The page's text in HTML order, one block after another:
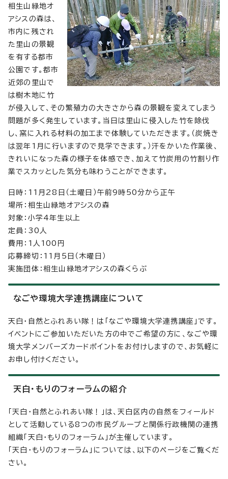
相生山緑地オ
アシスの森は、
市内に残され
た里山の景観
を有する都市
公園です。都市
近郊の里山で
は樹木地に竹
が侵入して、その繁殖力の大きさから森の景観を変えてしまう
問題が多く発生しています。当日は里山に侵入した竹を除伐
し、窯に入れる材料の加工まで体験していただきます。（炭焼き
は翌年1月に行いますので見学できます。）汗をかいた作業後、
きれいになった森の様子を体感でき、加えて竹炭用の竹割り作
業でスカッとした気分も味わうことができます。
日時：11月28日（土曜日）午前9時50分から正午
場所：相生山緑地オアシスの森
対象：小学4年生以上
定員：30人
費用：1人100円
応募締切：11月5日（木曜日）
実施団体：相生山緑地オアシスの森くらぶ
なごや環境大学連携講座について
天白・自然とふれあい隊！は「なごや環境大学連携講座」です。
イベントにご参加いただいた方の中でご希望の方に、なごや環
境大学メンバーズカードポイントをお付けしますので、お気軽に
お申し付けください。
天白・もりのフォーラムの紹介
「天白・自然とふれあい隊！」は、天白区内の自然をフィールド
として活動している8つの市民グループと関係行政機関の連携
組織「天白・もりのフォーラム」が主催しています。
「天白・もりのフォーラム」については、以下のページをご覧くだ
さい。